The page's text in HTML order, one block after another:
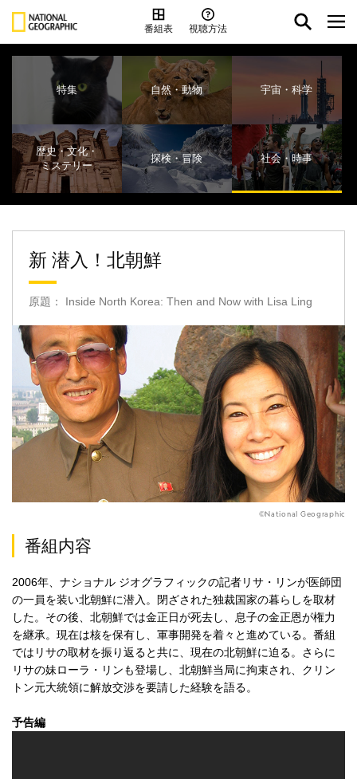
番組表 視聴方法
特集 自然・動物 宇宙・科学
歴史・文化・
ミステリー
探検・冒険 社会・時事
新 潜入！北朝鮮
原題： Inside North Korea: Then and Now with Lisa Ling
©National Geographic
番組内容
2006年、ナショナル ジオグラフィックの記者リサ・リンが医師団
の一員を装い北朝鮮に潜入。閉ざされた独裁国家の暮らしを取材
した。その後、北朝鮮では金正日が死去し、息子の金正恩が権力
を継承。現在は核を保有し、軍事開発を着々と進めている。番組
ではリサの取材を振り返ると共に、現在の北朝鮮に迫る。さらに
リサの妹ローラ・リンも登場し、北朝鮮当局に拘束され、クリン
トン元大統領に解放交渉を要請した経験を語る。
予告編